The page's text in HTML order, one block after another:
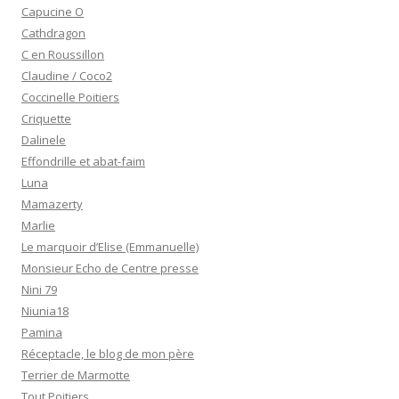
Capucine O
Cathdragon
C en Roussillon
Claudine / Coco2
Coccinelle Poitiers
Criquette
Dalinele
Effondrille et abat-faim
Luna
Mamazerty
Marlie
Le marquoir d’Elise (Emmanuelle)
Monsieur Echo de Centre presse
Nini 79
Niunia18
Pamina
Réceptacle, le blog de mon père
Terrier de Marmotte